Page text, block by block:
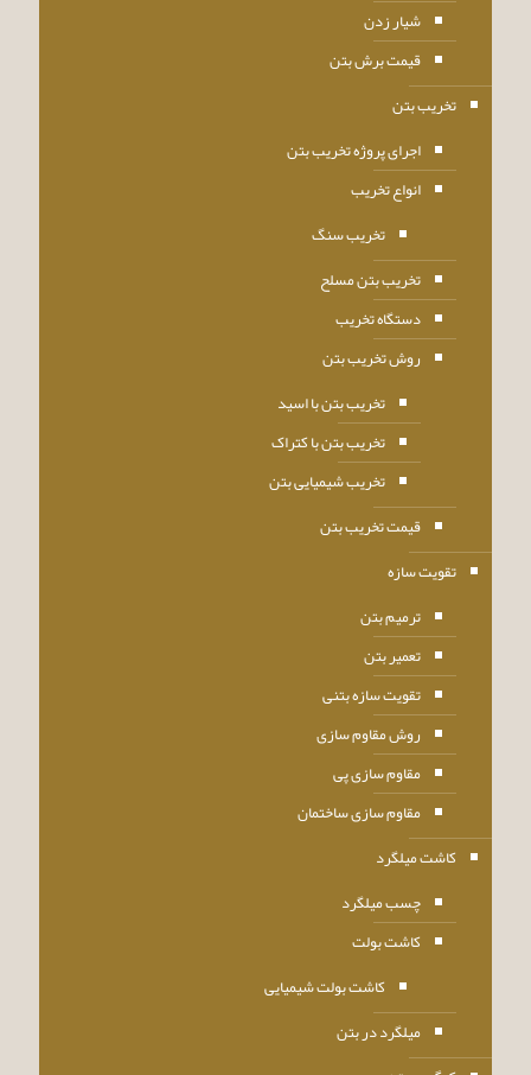
شیار زدن
قیمت برش بتن
تخریب بتن
اجرای پروژه تخریب بتن
انواع تخریب
تخریب سنگ
تخریب بتن مسلح
دستگاه تخریب
روش تخریب بتن
تخریب بتن با اسید
تخریب بتن با کتراک
تخریب شیمیایی بتن
قیمت تخریب بتن
تقویت سازه
ترمیم بتن
تعمیر بتن
تقویت سازه بتنی
روش مقاوم سازی
مقاوم سازی پی
مقاوم سازی ساختمان
کاشت میلگرد
چسب میلگرد
کاشت بولت
کاشت بولت شیمیایی
میلگرد در بتن